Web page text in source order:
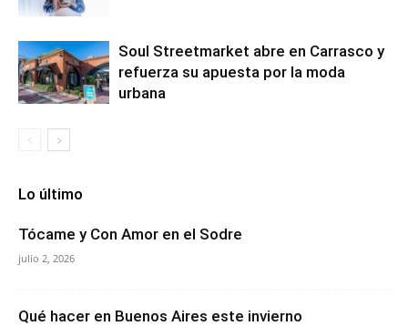
Soul Streetmarket abre en Carrasco y
refuerza su apuesta por la moda
urbana
Lo último
Tócame y Con Amor en el Sodre
julio 2, 2026
Qué hacer en Buenos Aires este invierno